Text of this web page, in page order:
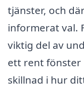
tjänster, och
informerat val.
viktig del av
ett rent fönster
skillnad i hur